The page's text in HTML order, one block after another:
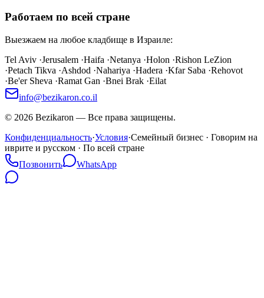
Работаем по всей стране
Выезжаем на любое кладбище в Израиле:
Tel Aviv ·Jerusalem ·Haifa ·Netanya ·Holon ·Rishon LeZion
·Petach Tikva ·Ashdod ·Nahariya ·Hadera ·Kfar Saba ·Rehovot
·Be'er Sheva ·Ramat Gan ·Bnei Brak ·Eilat
info@bezikaron.co.il
© 2026 Bezikaron — Все права защищены.
Конфиденциальность·Условия·Семейный бизнес · Говорим на
иврите и русском · По всей стране
Позвонить
WhatsApp